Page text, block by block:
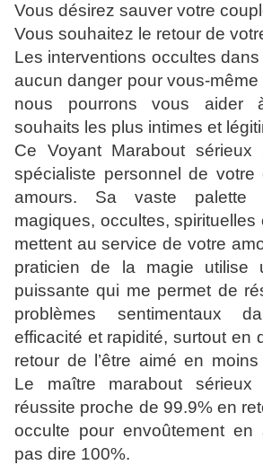
Vous désirez sauver votre
Vous souhaitez le retour de
Les interventions occultes
aucun danger pour vous-
nous pourrons vous aider
souhaits les plus intimes et
Ce Voyant Marabout sérieux
spécialiste personnel de
amours. Sa vaste palette
magiques, occultes, spirituelles
mettent au service de votre
praticien de la magie utilise
puissante qui me permet de
problèmes sentimentaux
efficacité et rapidité, surtout en
retour de l’être aimé en moins
Le maître marabout
réussite proche de 99.9% en
occulte pour envoûtement en
pas dire 100%.